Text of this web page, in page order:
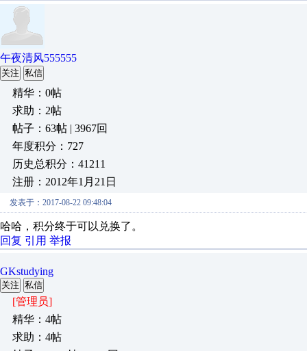
午夜清风555555
关注 私信
精华：0帖
求助：2帖
帖子：63帖 | 3967回
年度积分：727
历史总积分：41211
注册：2012年1月21日
发表于：2017-08-22 09:48:04
哈哈，积分终于可以兑换了。
回复 引用 举报
GKstudying
关注 私信
[管理员]
精华：4帖
求助：4帖